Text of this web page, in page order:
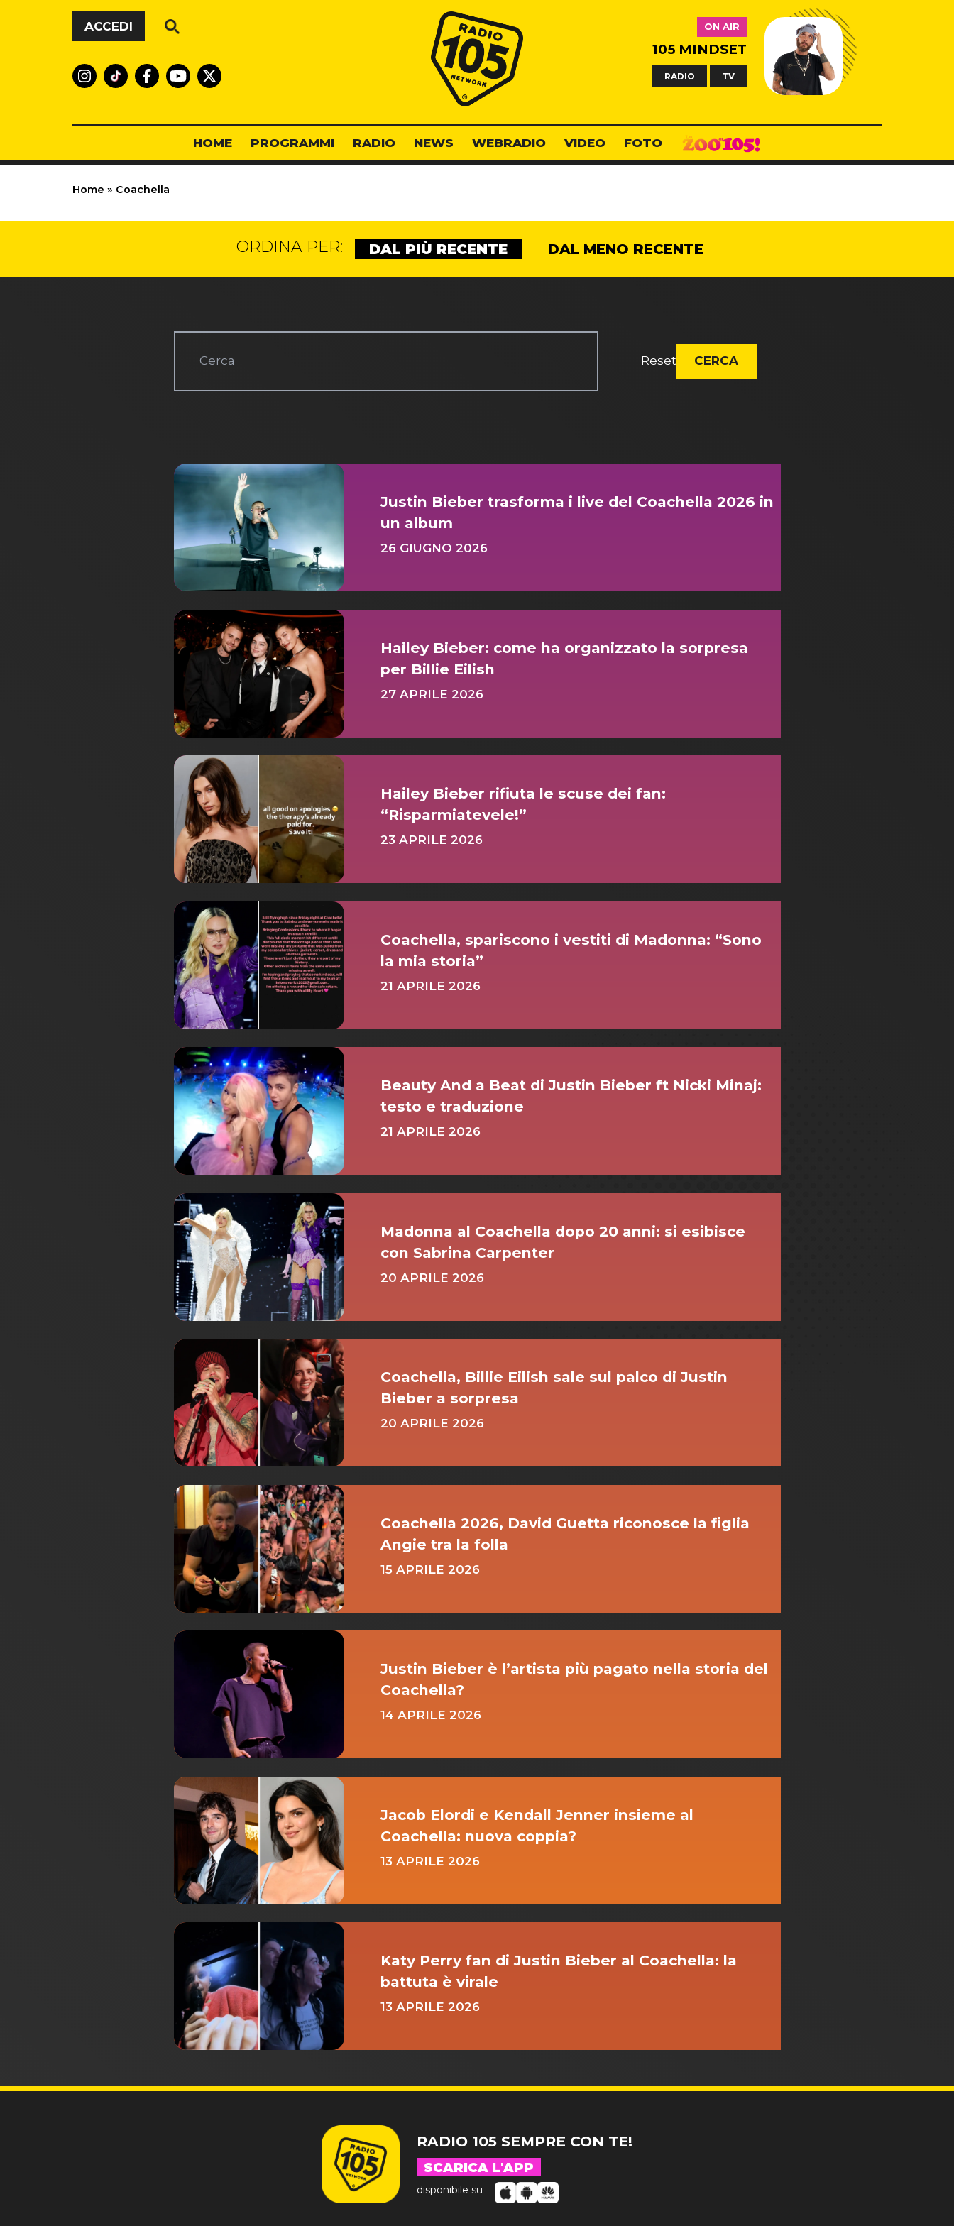
Vai al contenuto
ACCEDI
Radio 105
ON AIR
105 MINDSET
RADIO TV
HOME PROGRAMMI RADIO NEWS WEBRADIO VIDEO FOTO
Home » Coachella
ORDINA PER: DAL PIÙ RECENTE DAL MENO RECENTE
Reset CERCA
Justin Bieber trasforma i live del Coachella 2026 in
un album
26 GIUGNO 2026
Hailey Bieber: come ha organizzato la sorpresa
per Billie Eilish
27 APRILE 2026
Hailey Bieber rifiuta le scuse dei fan:
“Risparmiatevele!”
23 APRILE 2026
Coachella, spariscono i vestiti di Madonna: “Sono
la mia storia”
21 APRILE 2026
Beauty And a Beat di Justin Bieber ft Nicki Minaj:
testo e traduzione
21 APRILE 2026
Madonna al Coachella dopo 20 anni: si esibisce
con Sabrina Carpenter
20 APRILE 2026
Coachella, Billie Eilish sale sul palco di Justin
Bieber a sorpresa
20 APRILE 2026
Coachella 2026, David Guetta riconosce la figlia
Angie tra la folla
15 APRILE 2026
Justin Bieber è l’artista più pagato nella storia del
Coachella?
14 APRILE 2026
Jacob Elordi e Kendall Jenner insieme al
Coachella: nuova coppia?
13 APRILE 2026
Katy Perry fan di Justin Bieber al Coachella: la
battuta è virale
13 APRILE 2026
RADIO 105 SEMPRE CON TE!
SCARICA L'APP
disponibile su